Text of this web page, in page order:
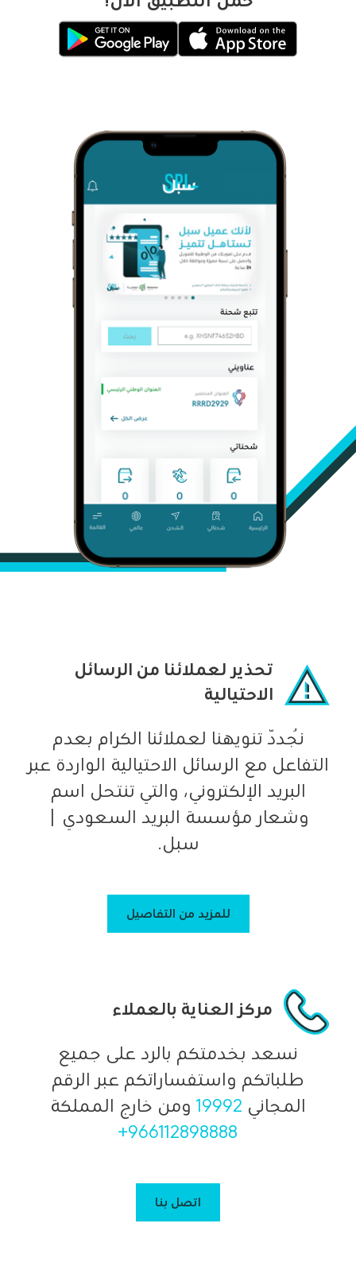
تحذير لعملائنا من الرسائل
الاحتيالية
نُجدّد تنويهنا لعملائنا الكرام بعدم
التفاعل مع الرسائل الاحتيالية الواردة عبر
البريد الإلكتروني، والتي تنتحل اسم
وشعار مؤسسة البريد السعودي |
سبل.
للمزيد من التفاصيل
مركز العناية بالعملاء
نسعد بخدمتكم بالرد على جميع
طلباتكم واستفساراتكم عبر الرقم
المجاني 19992ومن خارج المملكة
+966112898888
اتصل بنا